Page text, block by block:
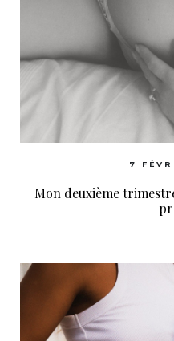
7
Mon deuxième